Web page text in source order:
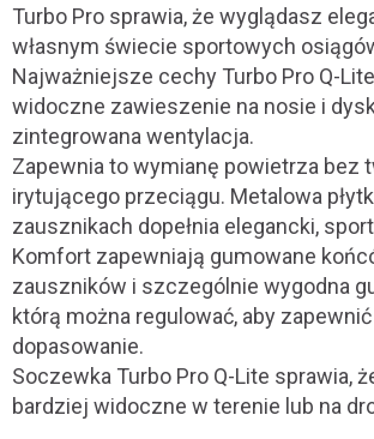
Turbo Pro sprawia, że ​​wyglądasz
własnym świecie sportowych
Najważniejsze cechy Turbo Pro Q-
widoczne zawieszenie na nosie i
zintegrowana wentylacja.
Zapewnia to wymianę powietrza bez
irytującego przeciągu. Metalowa
zausznikach dopełnia elegancki,
Komfort zapewniają gumowane
zauszników i szczególnie wygodna
którą można regulować, aby
dopasowanie.
Soczewka Turbo Pro Q-Lite sprawia,
bardziej widoczne w terenie lub na